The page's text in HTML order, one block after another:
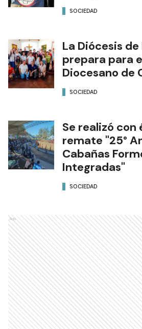
SOCIEDAD
La Diócesis
prepara para
Diocesano de
SOCIEDAD
Se realizó con
remate "25°
Cabañas
Integradas"
SOCIEDAD
Ads